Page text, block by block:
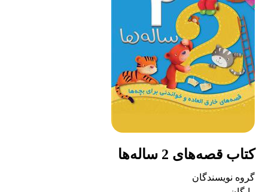
کتاب قصه‌های 2 ساله‌ها
گروه نویسندگان